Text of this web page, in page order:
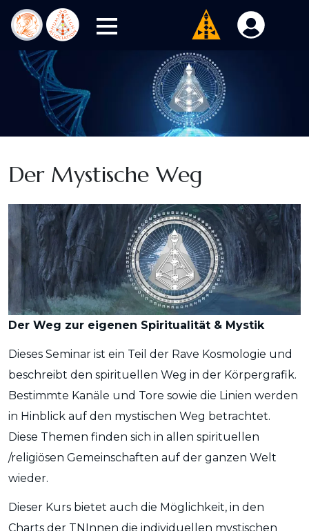
Der Mystische Weg
Der Weg zur eigenen Spiritualität & Mystik
Dieses Seminar ist ein Teil der Rave Kosmologie und
beschreibt den spirituellen Weg in der Körpergrafik.
Bestimmte Kanäle und Tore sowie die Linien werden
in Hinblick auf den mystischen Weg betrachtet.
Diese Themen finden sich in allen spirituellen
/religiösen Gemeinschaften auf der ganzen Welt
wieder.
Dieser Kurs bietet auch die Möglichkeit, in den
Charts der TNInnen die individuellen mystischen